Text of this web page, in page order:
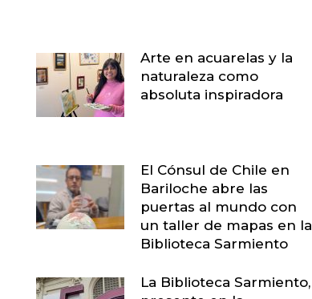
Arte en acuarelas y la
naturaleza como
absoluta inspiradora
El Cónsul de Chile en
Bariloche abre las
puertas al mundo con
un taller de mapas en la
Biblioteca Sarmiento
La Biblioteca Sarmiento,